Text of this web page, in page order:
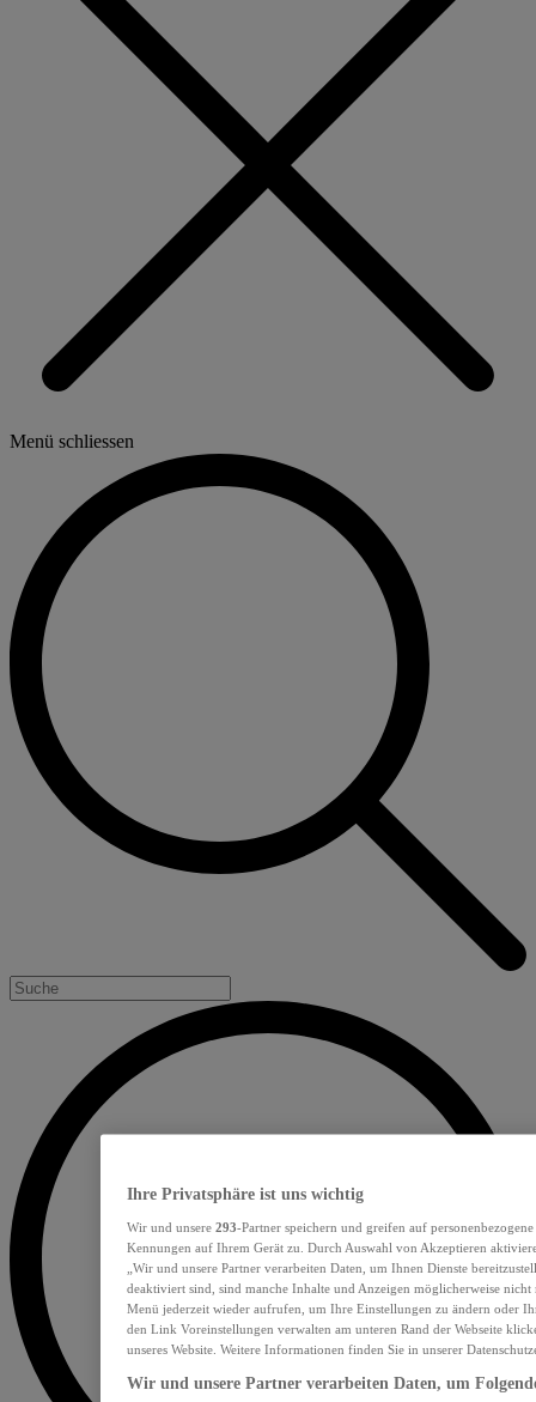
Menü schliessen
Ihre Privatsphäre ist uns wichtig
Wir und unsere 293-Partner speichern und greifen auf
Kennungen auf Ihrem Gerät zu. Durch Auswahl von Akzeptieren
„Wir und unsere Partner verarbeiten Daten, um Ihnen Dienste
deaktiviert sind, sind manche Inhalte und Anzeigen möglicherweise nicht
Menü jederzeit wieder aufrufen, um Ihre Einstellungen zu ändern oder
den Link Voreinstellungen verwalten am unteren Rand der Webseite
unseres Website. Weitere Informationen finden Sie in unserer
Wir und unsere Partner verarbeiten Daten, um